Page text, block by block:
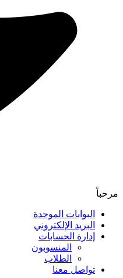
مرحباً
البوابات الموحدة
البريد الإلكتروني
إدارة الحسابات
المنسوبون
الطلاب
تواصل معنا